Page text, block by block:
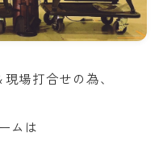
場打合せの為、
ムは